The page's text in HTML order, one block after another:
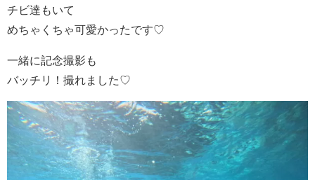
チビ達もいて
めちゃくちゃ可愛かったです♡
一緒に記念撮影も
バッチリ！撮れました♡